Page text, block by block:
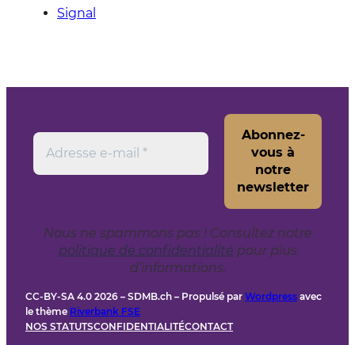
Signal
Nous ne spammons pas ! Consultez notre
politique de confidentialité pour plus
d’informations.
CC-BY-SA 4.0 2026 – SDMB.ch – Propulsé par Wordpress avec
le thème Riverbank FSE
NOS STATUTSCONFIDENTIALITÉCONTACT